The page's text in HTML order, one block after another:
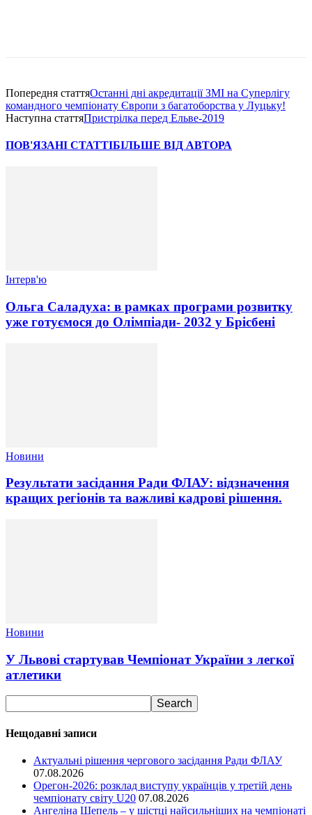
Попередня статтяОстанні дні акредитації ЗМІ на Суперлігу
командного чемпіонату Європи з багатоборства у Луцьку!
Наступна статтяПристрілка перед Ельве-2019
ПОВ'ЯЗАНІ СТАТТІБІЛЬШЕ ВІД АВТОРА
Інтерв'ю
Ольга Саладуха: в рамках програми розвитку
уже готуємося до Олімпіади- 2032 у Брісбені
Новини
Результати засідання Ради ФЛАУ: відзначення
кращих регіонів та важливі кадрові рішення.
Новини
У Львові стартував Чемпіонат України з легкої
атлетики
Нещодавні записи
Актуальні рішення чергового засідання Ради ФЛАУ
07.08.2026
Орегон-2026: розклад виступу українців у третій день
чемпіонату світу U20 07.08.2026
Ангеліна Шепель – у шістці найсильніших на чемпіонаті